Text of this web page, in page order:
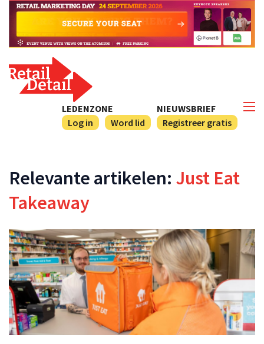
NIEUWSBRIEF
Registreer gratis
LEDENZONE
Log in
Word lid
Relevante artikelen: Just Eat
Takeaway